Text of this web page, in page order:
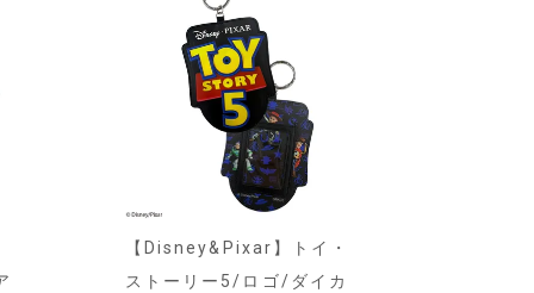
【Disney&Pixar】トイ・
ストーリー5/ロゴ/ダイカ